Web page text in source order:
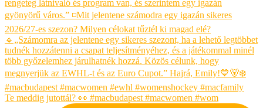
Te meddig jutottál? 👀 #macbudapest #macwomen #wom